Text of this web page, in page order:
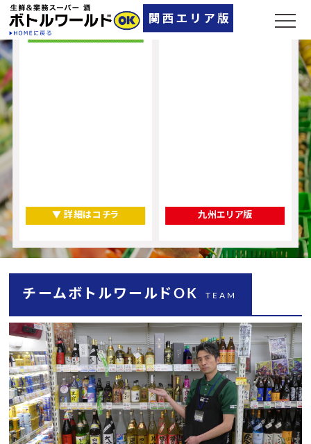
▼ 詳細はコチラ 九州エリア版
チームボトルワールドOK TEAM